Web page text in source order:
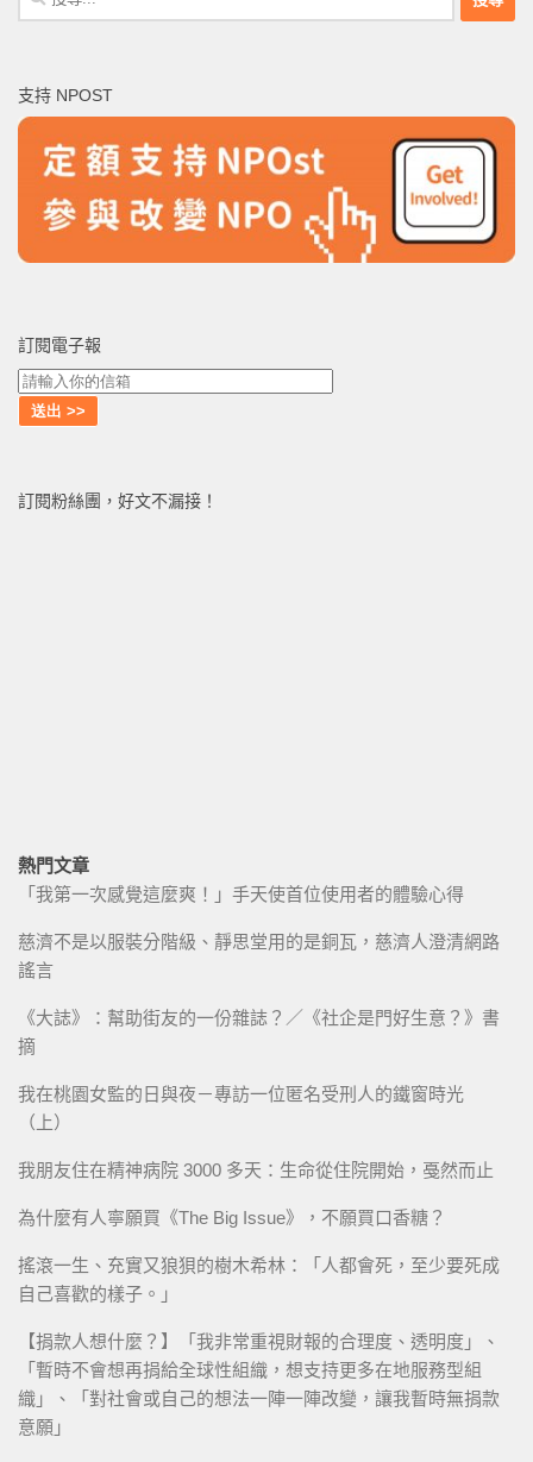
尋
字:
支持 NPOST
訂閱電子報
訂閱粉絲團，好文不漏接！
熱門文章
「我第一次感覺這麼爽！」手天使首位使用者的體驗心得
慈濟不是以服裝分階級、靜思堂用的是銅瓦，慈濟人澄清網路
謠言
《大誌》：幫助街友的一份雜誌？／《社企是門好生意？》書
摘
我在桃園女監的日與夜－專訪一位匿名受刑人的鐵窗時光
（上）
我朋友住在精神病院 3000 多天：生命從住院開始，戞然而止
為什麼有人寧願買《The Big Issue》，不願買口香糖？
搖滾一生、充實又狼狽的樹木希林：「人都會死，至少要死成
自己喜歡的樣子。」
【捐款人想什麼？】「我非常重視財報的合理度、透明度」、
「暫時不會想再捐給全球性組織，想支持更多在地服務型組
織」、「對社會或自己的想法一陣一陣改變，讓我暫時無捐款
意願」